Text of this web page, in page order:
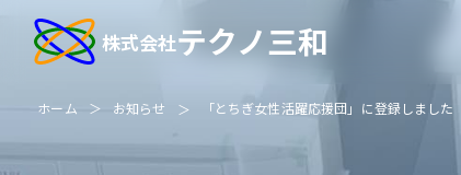
株式会社テクノ三和
ホーム お知らせ 「とちぎ女性活躍応援団」に登録しました